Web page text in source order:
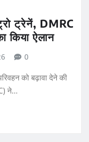
ट्रेनें, DMRC
किया ऐलान
0
को बढ़ावा देने की
ने…